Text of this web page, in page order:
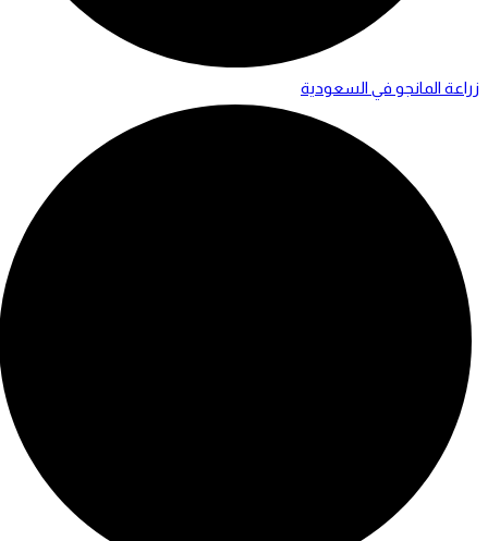
زراعة المانجو في السعودية